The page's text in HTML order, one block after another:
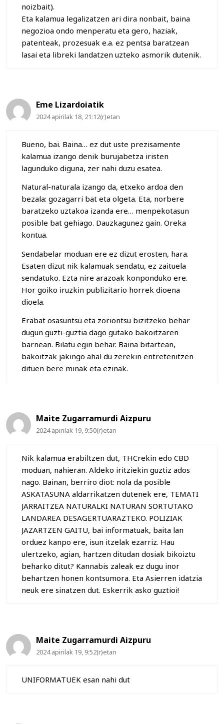
noizbait).
Eta kalamua legalizatzen ari dira nonbait, baina
negozioa ondo menperatu eta gero, haziak,
patenteak, prozesuak e.a. ez pentsa baratzean
lasai eta libreki landatzen uzteko asmorik dutenik.
Eme Lizardoiatik
2024 apirilak 18, 21:12(r)etan
Bueno, bai. Baina… ez dut uste prezisamente
kalamua izango denik burujabetza iristen
lagunduko diguna, zer nahi duzu esatea.
Natural-naturala izango da, etxeko ardoa den
bezala: gozagarri bat eta olgeta. Eta, norbere
baratzeko uztakoa izanda ere… menpekotasun
posible bat gehiago. Dauzkagunez gain. Oreka
kontua.
Sendabelar moduan ere ez dizut erosten, hara.
Esaten dizut nik kalamuak sendatu, ez zaituela
sendatuko. Ezta nire arazoak konponduko ere.
Hor goiko iruzkin publizitario horrek dioena
dioela.
Erabat osasuntsu eta zoriontsu bizitzeko behar
dugun guzti-guztia dago gutako bakoitzaren
barnean. Bilatu egin behar. Baina bitartean,
bakoitzak jakingo ahal du zerekin entretenitzen
dituen bere minak eta ezinak.
Maite Zugarramurdi Aizpuru
2024 apirilak 19, 9:50(r)etan
Nik kalamua erabiltzen dut, THCrekin edo CBD
moduan, nahieran. Aldeko iritziekin guztiz ados
nago. Bainan, berriro diot: nola da posible
ASKATASUNA aldarrikatzen dutenek ere, TEMATI
JARRAITZEA NATURALKI NATURAN SORTUTAKO
LANDAREA DESAGERTUARAZTEKO. POLIZIAK
JAZARTZEN GAITU, bai informatuak, baita lan
orduez kanpo ere, isun itzelak ezarriz. Hau
ulertzeko, agian, hartzen ditudan dosiak bikoiztu
beharko ditut? Kannabis zaleak ez dugu inor
behartzen honen kontsumora. Eta Asierren idatzia
neuk ere sinatzen dut. Eskerrik asko guztioi!
Maite Zugarramurdi Aizpuru
2024 apirilak 19, 9:52(r)etan
UNIFORMATUEK esan nahi dut